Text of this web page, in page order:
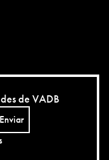
de VADB
Enviar